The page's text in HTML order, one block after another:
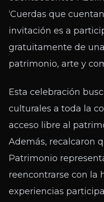
‘Cuerdas que
invitación es a
gratuitamente de
patrimonio, arte y
Esta celebración
culturales a toda la
acceso libre al
Además, recalcaron
Patrimonio
reencontrarse con la
experiencias